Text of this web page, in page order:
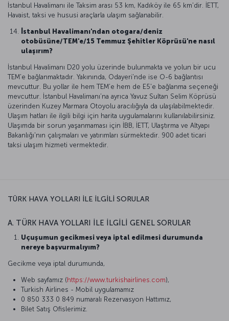
İstanbul Havalimanı ile Taksim arası 53 km, Kadıköy ile 65 km'dir. İETT,
Havaist, taksi ve hususi araçlarla ulaşım sağlanabilir.
İstanbul Havalimanı'ndan otogara/deniz
otobüsüne/TEM'e/15 Temmuz Şehitler Köprüsü'ne nasıl
ulaşırım?
İstanbul Havalimanı D20 yolu üzerinde bulunmakta ve yolun bir ucu
TEM'e bağlanmaktadır. Yakınında, Odayeri'nde ise O-6 bağlantısı
mevcuttur. Bu yollar ile hem TEM’e hem de E5'e bağlanma seçeneği
mevcuttur. İstanbul Havalimanı’na ayrıca Yavuz Sultan Selim Köprüsü
üzerinden Kuzey Marmara Otoyolu aracılığıyla da ulaşılabilmektedir.
Ulaşım hatları ile ilgili bilgi için harita uygulamalarını kullanılabilirsiniz.
Ulaşımda bir sorun yaşanmaması için İBB, İETT, Ulaştırma ve Altyapı
Bakanlığı'nın çalışmaları ve yatırımları sürmektedir. 900 adet ticari
taksi ulaşım hizmeti vermektedir.
TÜRK HAVA YOLLARI İLE İLGİLİ SORULAR
A. TÜRK HAVA YOLLARI İLE İLGİLİ GENEL SORULAR
Uçuşumun gecikmesi veya iptal edilmesi durumunda
nereye başvurmalıyım?
Gecikme veya iptal durumunda,
Web sayfamız (https://www.turkishairlines.com),
Turkish Airlines - Mobil uygulamamız
0 850 333 0 849 numaralı Rezervasyon Hattımız,
Bilet Satış Ofislerimiz.